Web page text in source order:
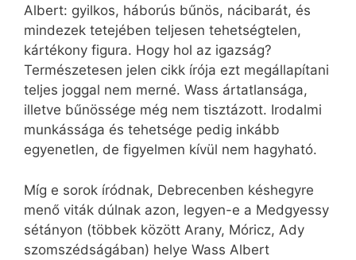
Albert: gyilkos, háborús bűnös, nácibarát, és
mindezek tetejében teljesen tehetségtelen,
kártékony figura. Hogy hol az igazság?
Természetesen jelen cikk írója ezt megállapítani
teljes joggal nem merné. Wass ártatlansága,
illetve bűnössége még nem tisztázott. Irodalmi
munkássága és tehetsége pedig inkább
egyenetlen, de figyelmen kívül nem hagyható.
Míg e sorok íródnak, Debrecenben késhegyre
menő viták dúlnak azon, legyen-e a Medgyessy
sétányon (többek között Arany, Móricz, Ady
szomszédságában) helye Wass Albert